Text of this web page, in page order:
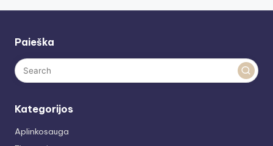
Paieška
Kategorijos
Aplinkosauga